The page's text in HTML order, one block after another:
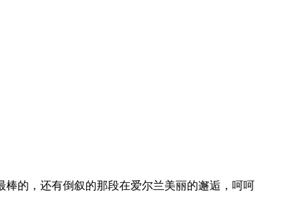
的，还有倒叙的那段在爱尔兰美丽的邂逅，呵呵